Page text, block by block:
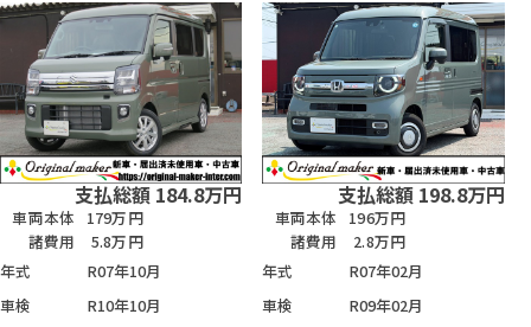
支払総額 184.8万円
車両本体
179万円
諸費用
5.8万円
年式
R07年10月
車検
R10年10月
支払総額 198.8万円
車両本体
196万円
諸費用
2.8万円
年式
R07年02月
車検
R09年02月